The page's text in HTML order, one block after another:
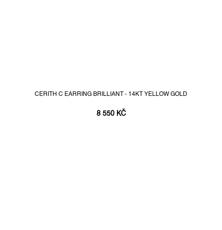
CERITH C EARRING BRILLIANT - 14KT YELLOW GOLD
8 550 KČ